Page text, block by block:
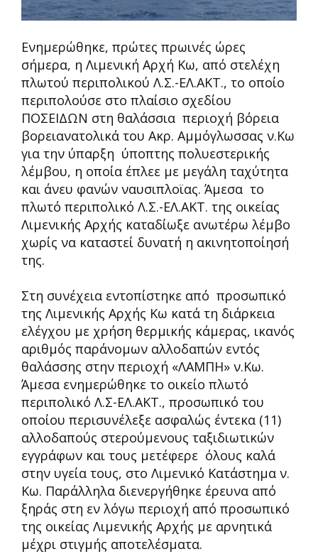
Ενημερώθηκε, πρώτες πρωινές ώρες
σήμερα, η Λιμενική Αρχή Κω, από στελέχη
πλωτού περιπολικού Λ.Σ.-ΕΛ.ΑΚΤ., το οποίο
περιπολούσε στο πλαίσιο σχεδίου
ΠΟΣΕΙΔΩΝ στη θαλάσσια περιοχή βόρεια
βορειανατολικά του Ακρ. Αμμόγλωσσας ν.Κω
για την ύπαρξη ύποπτης πολυεστερικής
λέμβου, η οποία έπλεε με μεγάλη ταχύτητα
και άνευ φανών ναυσιπλοϊας. Άμεσα το
πλωτό περιπολικό Λ.Σ.-ΕΛ.ΑΚΤ. της οικείας
Λιμενικής Αρχής καταδίωξε ανωτέρω λέμβο
χωρίς να καταστεί δυνατή η ακινητοποίησή
της.
Στη συνέχεια εντοπίστηκε από προσωπικό
της Λιμενικής Αρχής Κω κατά τη διάρκεια
ελέγχου με χρήση θερμικής κάμερας, ικανός
αριθμός παράνομων αλλοδαπών εντός
θαλάσσης στην περιοχή «ΛΑΜΠΗ» ν.Κω.
Άμεσα ενημερώθηκε το οικείο πλωτό
περιπολικό Λ.Σ-ΕΛ.ΑΚΤ., προσωπικό του
οποίου περισυνέλεξε ασφαλώς έντεκα (11)
αλλοδαπούς στερούμενους ταξιδιωτικών
εγγράφων και τους μετέφερε όλους καλά
στην υγεία τους, στο Λιμενικό Κατάστημα ν.
Κω. Παράλληλα διενεργήθηκε έρευνα από
ξηράς στη εν λόγω περιοχή από προσωπικό
της οικείας Λιμενικής Αρχής με αρνητικά
μέχρι στιγμής αποτελέσματα.